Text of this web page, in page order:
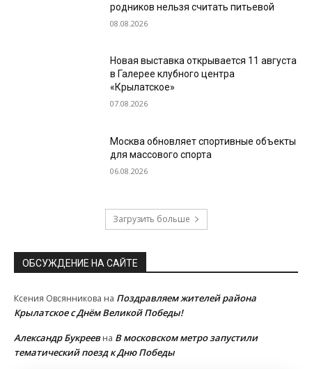
родников нельзя считать питьевой
08.08.2026
Новая выставка открывается 11 августа
в Галерее клубного центра
«Крылатское»
07.08.2026
Москва обновляет спортивные объекты
для массового спорта
06.08.2026
Загрузить больше
ОБСУЖДЕНИЕ НА САЙТЕ
Ксения Овсянникова на Поздравляем жителей района
Крылатское с Днём Великой Победы!
Александр Букреевна В московском метро запустили
тематический поезд к Дню Победы